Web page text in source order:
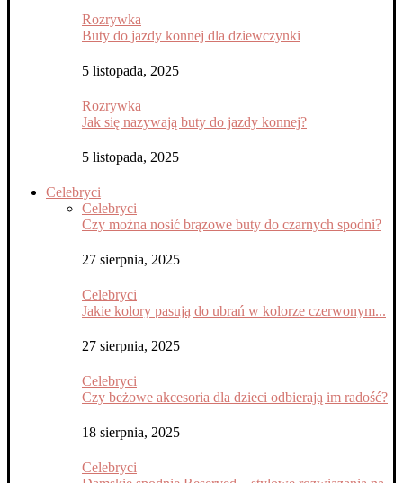
Rozrywka
Buty do jazdy konnej dla dziewczynki
5 listopada, 2025
Rozrywka
Jak się nazywają buty do jazdy konnej?
5 listopada, 2025
Celebryci
Celebryci
Czy można nosić brązowe buty do czarnych spodni?
27 sierpnia, 2025
Celebryci
Jakie kolory pasują do ubrań w kolorze czerwonym...
27 sierpnia, 2025
Celebryci
Czy beżowe akcesoria dla dzieci odbierają im radość?
18 sierpnia, 2025
Celebryci